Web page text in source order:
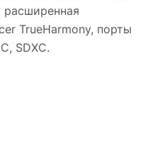
TrueHarmony, порты
SDXC.